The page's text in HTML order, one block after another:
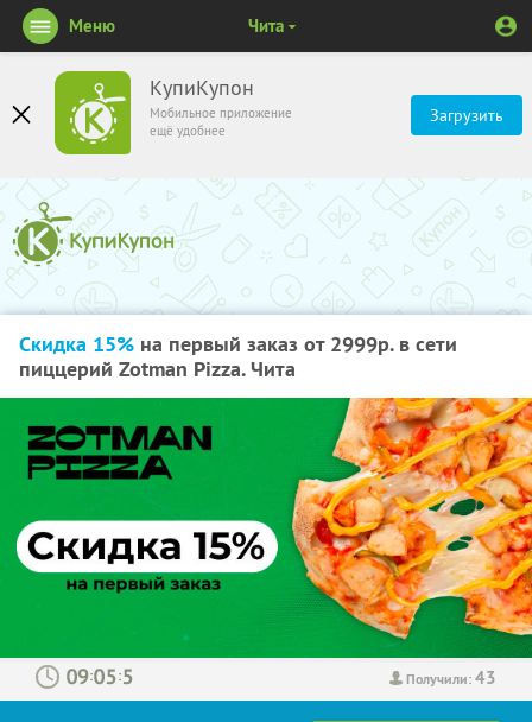
КупиКупон
Мобильное приложение
ещё удобнее
Загрузить
Меню Чита
Скидка 15% на первый заказ от 2999р. в сети
пиццерий Zotman Pizza. Чита
Получили:43
: :